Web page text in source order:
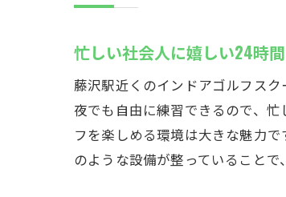
忙しい社会人に嬉しい24時
藤沢駅近くのインドアゴルフス
夜でも自由に練習できるので、
フを楽しめる環境は大きな魅力
のような設備が整っていることで